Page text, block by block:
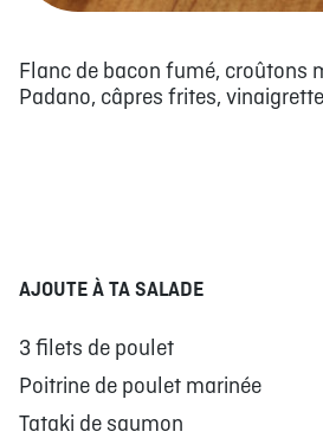
Flanc de bacon fumé, croûtons
Padano, câpres frites,
AJOUTE À TA SALADE
3 filets de poulet
Poitrine de poulet marinée
Tataki de saumon